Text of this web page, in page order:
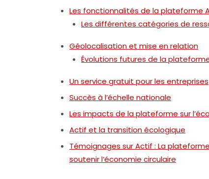
Les fonctionnalités de la plateforme
Les différentes catégories de
Géolocalisation et mise en relation
Évolutions futures de la
Un service gratuit pour les entreprises
Succès à l’échelle nationale
Les impacts de la plateforme sur
Actif et la transition écologique
Témoignages sur Actif : La
soutenir l’économie circulaire